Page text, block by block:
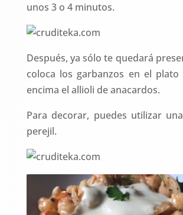
unos 3 o 4 minutos.
Después, ya sólo te quedará
coloca los garbanzos en el
encima el allioli de anacardos.
Para decorar, puedes utilizar
perejil.